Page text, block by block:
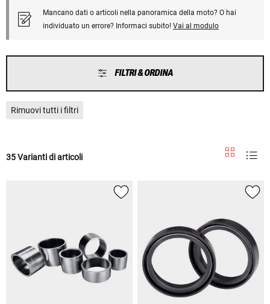
Mancano dati o articoli nella panoramica della moto? O hai
individuato un errore? Informaci subito! Vai al modulo
FILTRI & ORDINA
Rimuovi tutti i filtri
35 Varianti di articoli